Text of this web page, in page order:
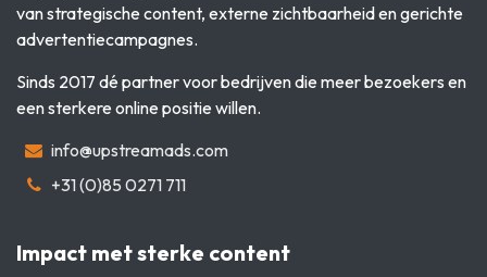
van strategische content, externe zichtbaarheid en gerichte
advertentiecampagnes.
Sinds 2017 dé partner voor bedrijven die meer bezoekers en
een sterkere online positie willen.
info@upstreamads.com
+31 (0)85 0271 711
Impact met sterke content